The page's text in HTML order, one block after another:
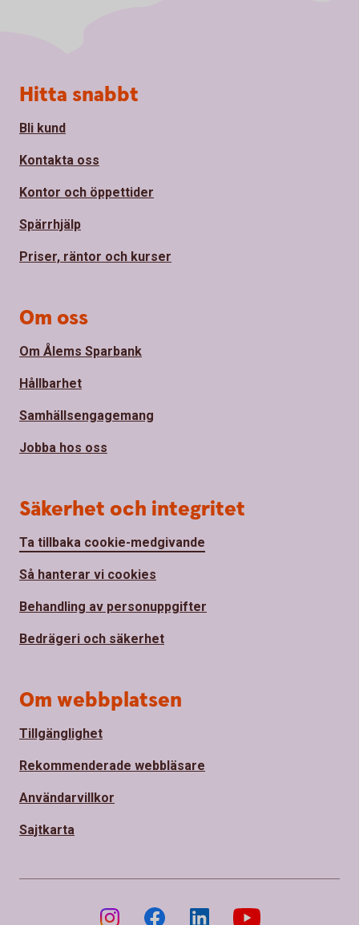
Sidfot
Hitta snabbt
Bli kund
Kontakta oss
Kontor och öppettider
Spärrhjälp
Priser, räntor och kurser
Om oss
Om Ålems Sparbank
Hållbarhet
Samhällsengagemang
Jobba hos oss
Säkerhet och integritet
Ta tillbaka cookie-medgivande
Så hanterar vi cookies
Behandling av personuppgifter
Bedrägeri och säkerhet
Om webbplatsen
Tillgänglighet
Rekommenderade webbläsare
Användarvillkor
Sajtkarta